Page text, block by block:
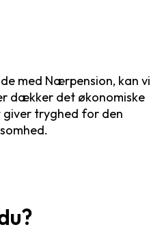
med Nærpension, kan vi
dækker det økonomiske
tryghed for den